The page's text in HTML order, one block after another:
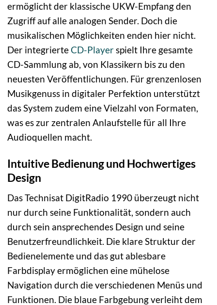
ermöglicht der klassische UKW-Empfang den
Zugriff auf alle analogen Sender. Doch die
musikalischen Möglichkeiten enden hier nicht.
Der integrierteCD-Playerspielt Ihre gesamte
CD-Sammlung ab, von Klassikern bis zu den
neuesten Veröffentlichungen. Für grenzenlosen
Musikgenuss in digitaler Perfektion unterstützt
das System zudem eine Vielzahl von Formaten,
was es zur zentralen Anlaufstelle für all Ihre
Audioquellen macht.
Intuitive Bedienung und Hochwertiges
Design
Das Technisat DigitRadio 1990 überzeugt nicht
nur durch seine Funktionalität, sondern auch
durch sein ansprechendes Design und seine
Benutzerfreundlichkeit. Die klare Struktur der
Bedienelemente und das gut ablesbare
Farbdisplay ermöglichen eine mühelose
Navigation durch die verschiedenen Menüs und
Funktionen. Die blaue Farbgebung verleiht dem